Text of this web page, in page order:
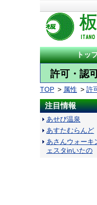
トッ
許可・認
TOP 属性 許
注目情報
あせび温泉
あすたむらんど
あさんウォーキ
ェスタinいたの